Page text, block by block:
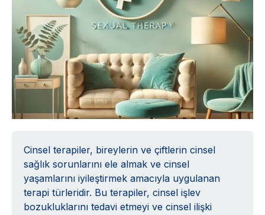
Cinsel terapiler, bireylerin ve çiftlerin cinsel
sağlık sorunlarını ele almak ve cinsel
yaşamlarını iyileştirmek amacıyla uygulanan
terapi türleridir. Bu terapiler, cinsel işlev
bozukluklarını tedavi etmeyi ve cinsel ilişki